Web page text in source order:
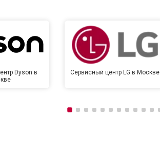
Dyson в
Сервисный центр LG в Москве